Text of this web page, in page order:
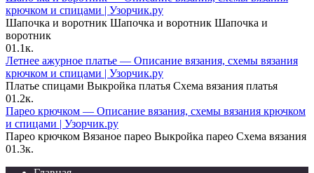
крючком и спицами | Узорчик.ру
Шапочка и воротник Шапочка и воротник Шапочка и
воротник
01.1к.
Летнее ажурное платье — Описание вязания, схемы вязания
крючком и спицами | Узорчик.ру
Платье спицами Выкройка платья Схема вязания платья
01.2к.
Парео крючком — Описание вязания, схемы вязания крючком
и спицами | Узорчик.ру
Парео крючком Вязаное парео Выкройка парео Схема вязания
01.3к.